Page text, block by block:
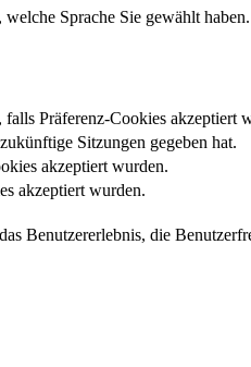
Sprache Sie gewählt haben.
Präferenz-Cookies akzeptiert
Sitzungen gegeben hat.
akzeptiert wurden.
akzeptiert wurden.
Benutzererlebnis, die